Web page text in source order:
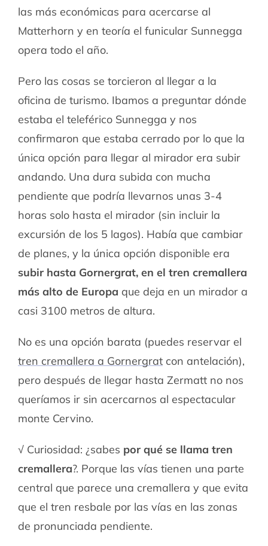
las más económicas para acercarse al
Matterhorn y en teoría el funicular Sunnegga
opera todo el año.
Pero las cosas se torcieron al llegar a la
oficina de turismo. Ibamos a preguntar dónde
estaba el teleférico Sunnegga y nos
confirmaron que estaba cerrado por lo que la
única opción para llegar al mirador era subir
andando. Una dura subida con mucha
pendiente que podría llevarnos unas 3-4
horas solo hasta el mirador (sin incluir la
excursión de los 5 lagos). Había que cambiar
de planes, y la única opción disponible era
subir hasta Gornergrat, en el tren cremallera
más alto de Europa que deja en un mirador a
casi 3100 metros de altura.
No es una opción barata (puedes reservar el
tren cremallera a Gornergratcon antelación),
pero después de llegar hasta Zermatt no nos
queríamos ir sin acercarnos al espectacular
monte Cervino.
√ Curiosidad: ¿sabes por qué se llama tren
cremallera?. Porque las vías tienen una parte
central que parece una cremallera y que evita
que el tren resbale por las vías en las zonas
de pronunciada pendiente.